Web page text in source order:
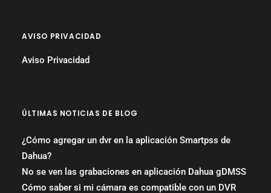
AVISO PRIVACIDAD
Aviso Privacidad
ÚLTIMAS NOTICIAS DE BLOG
¿Cómo agregar un dvr en la aplicación Smartpss de
Dahua?
No se ven las grabaciones en aplicación Dahua gDMSS
Cómo saber si mi cámara es compatible con un DVR